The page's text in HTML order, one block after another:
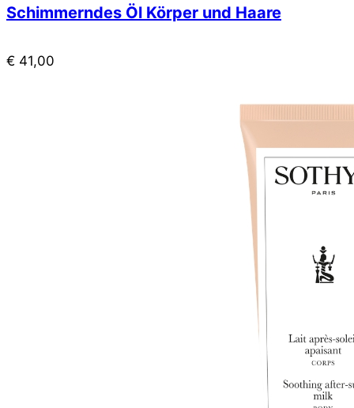
Schimmerndes Öl Körper und Haare
€ 41,00